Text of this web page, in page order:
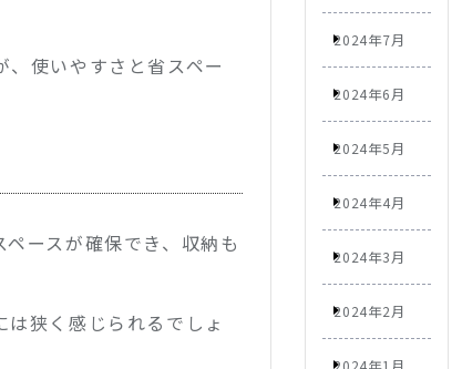
使いやすさと省スペー
ースが確保でき、収納も
狭く感じられるでしょ
2024年7月
2024年6月
2024年5月
2024年4月
2024年3月
2024年2月
2024年1月